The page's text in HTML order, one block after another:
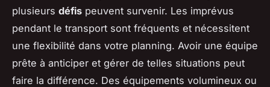
plusieurs défis peuvent survenir. Les imprévus
pendant le transport sont fréquents et nécessitent
une flexibilité dans votre planning. Avoir une équipe
prête à anticiper et gérer de telles situations peut
faire la différence. Des équipements volumineux ou